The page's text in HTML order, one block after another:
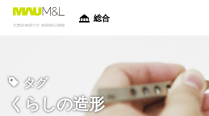
総合
タグ
くらしの造形